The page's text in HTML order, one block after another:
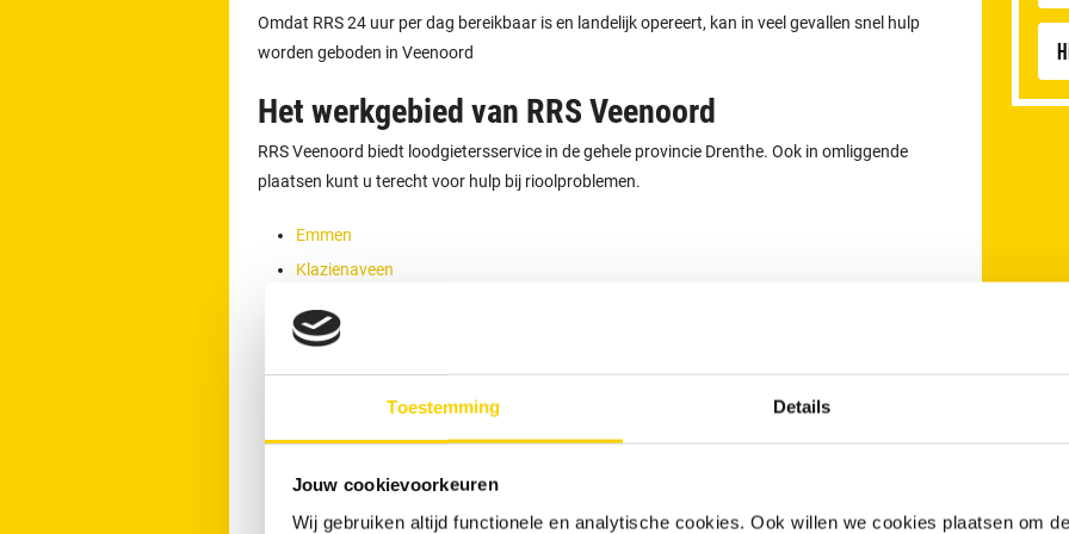
Toestemming Details
Jouw cookievoorkeuren
Wij gebruiken altijd functionele en analytische cookies. Ook willen we cookies plaatsen om
Omdat RRS 24 uur per dag bereikbaar is en landelijk opereert, kan in veel gevallen snel hulp
worden geboden in Veenoord
Het werkgebied van RRS Veenoord
RRS Veenoord biedt loodgietersservice in de gehele provincie Drenthe. Ook in omliggende
plaatsen kunt u terecht voor hulp bij rioolproblemen.
Emmen
Klazienaveen
Odoorn
Ane
Borger
Hardenberg
Beilen